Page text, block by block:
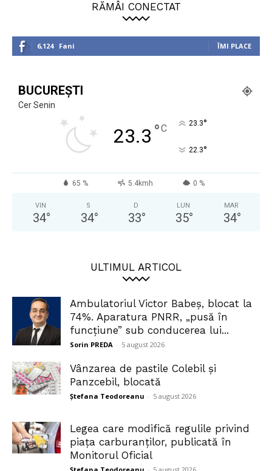
RĂMÂI CONECTAT
6,124 Fani ÎMI PLACE
BUCUREȘTI
Cer Senin
23.3 °C 23.3°
22.3°
65 % 5.4kmh 0 %
VIN
34°
S
34°
D
33°
LUN
35°
MAR
34°
ULTIMUL ARTICOL
Ambulatoriul Victor Babeș, blocat la
74%. Aparatura PNRR, „pusă în
funcțiune” sub conducerea lui...
Sorin PREDA - 5 august 2026
Vânzarea de pastile Colebil și
Panzcebil, blocată
Ștefana Teodoreanu - 5 august 2026
Legea care modifică regulile privind
piața carburanților, publicată în
Monitorul Oficial